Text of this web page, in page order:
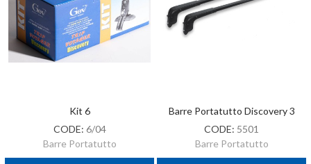
Kit 6
CODE: 6/04
Barre Portatutto
Barre Portatutto Discovery 3
CODE: 5501
Barre Portatutto